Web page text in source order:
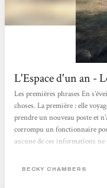
L'Espace d'un an -
Les premières phrases En
choses. La première : elle
prendre un nouveau poste et
corrompu un fonctionnaire
aucune de ces informations
romans de Becky Chambers!
BECKY CHAMBERS